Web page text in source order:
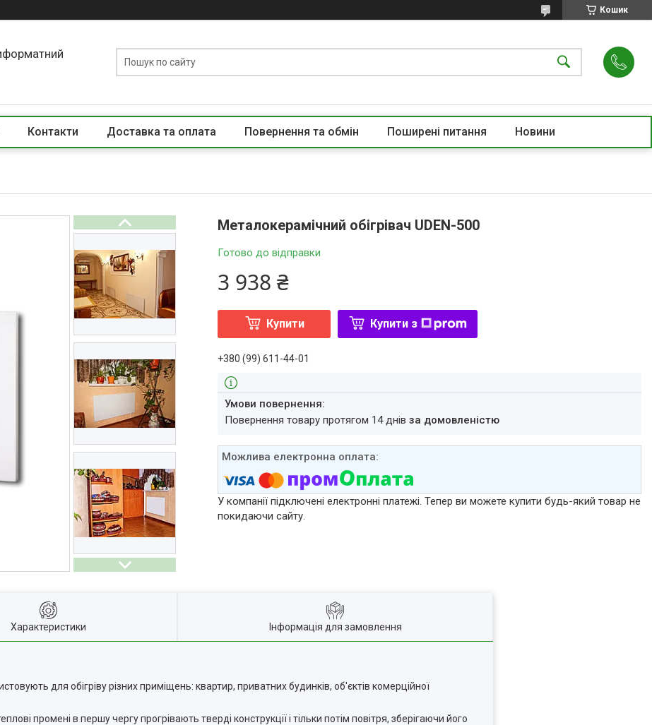
Кошик
Контакти Доставка та оплата Повернення та обмін Поширені питання Новини
Металокерамічний обігрівач UDEN-500
Готово до відправки
3 938 ₴
Купити Купити з
+380 (99) 611-44-01
повернення товару протягом 14 днівза домовленістю
У компанії підключені електронні платежі. Тепер ви можете купити будь-який товар не
покидаючи сайту.
Характеристики Інформація для замовлення
для обігріву різних приміщень: квартир, приватних будинків, об'єктів комерційної
промені в першу чергу прогрівають тверді конструкції і тільки потім повітря, зберігаючи його